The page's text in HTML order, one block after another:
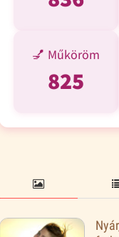
💅 Műköröm
1 256